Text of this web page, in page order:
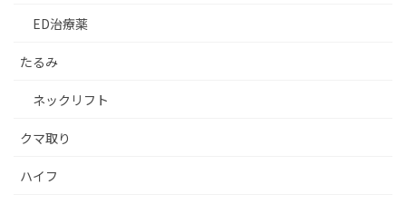
ED治療薬
たるみ
ネックリフト
クマ取り
ハイフ